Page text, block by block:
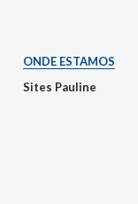
ONDE ESTAMOS
Sites Pauline